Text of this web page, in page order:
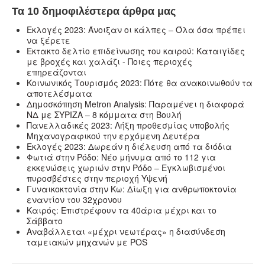
Τα 10 δημοφιλέστερα άρθρα μας
Εκλογές 2023: Άνοιξαν οι κάλπες – Όλα όσα πρέπει
να ξέρετε
Έκτακτο δελτίο επιδείνωσης του καιρού: Καταιγίδες
με βροχές και χαλάζι - Ποιες περιοχές
επηρεάζονται
Κοινωνικός Τουρισμός 2023: Πότε θα ανακοινωθούν τα
αποτελέσματα
Δημοσκόπηση Metron Analysis: Παραμένει η διαφορά
ΝΔ με ΣΥΡΙΖΑ – 8 κόμματα στη Βουλή
Πανελλαδικές 2023: Λήξη προθεσμίας υποβολής
Μηχανογραφικού την ερχόμενη Δευτέρα
Εκλογές 2023: Δωρεάν η διέλευση από τα διόδια
Φωτιά στην Ρόδο: Νέο μήνυμα από το 112 για
εκκενώσεις χωριών στην Ρόδο – Εγκλωβισμένοι
πυροσβέστες στην περιοχή Υψενή
Γυναικοκτονία στην Κω: Δίωξη για ανθρωποκτονία
εναντίον του 32χρονου
Καιρός: Επιστρέφουν τα 40άρια μέχρι και το
Σάββατο
Αναβάλλεται «μέχρι νεωτέρας» η διασύνδεση
ταμειακών μηχανών με POS